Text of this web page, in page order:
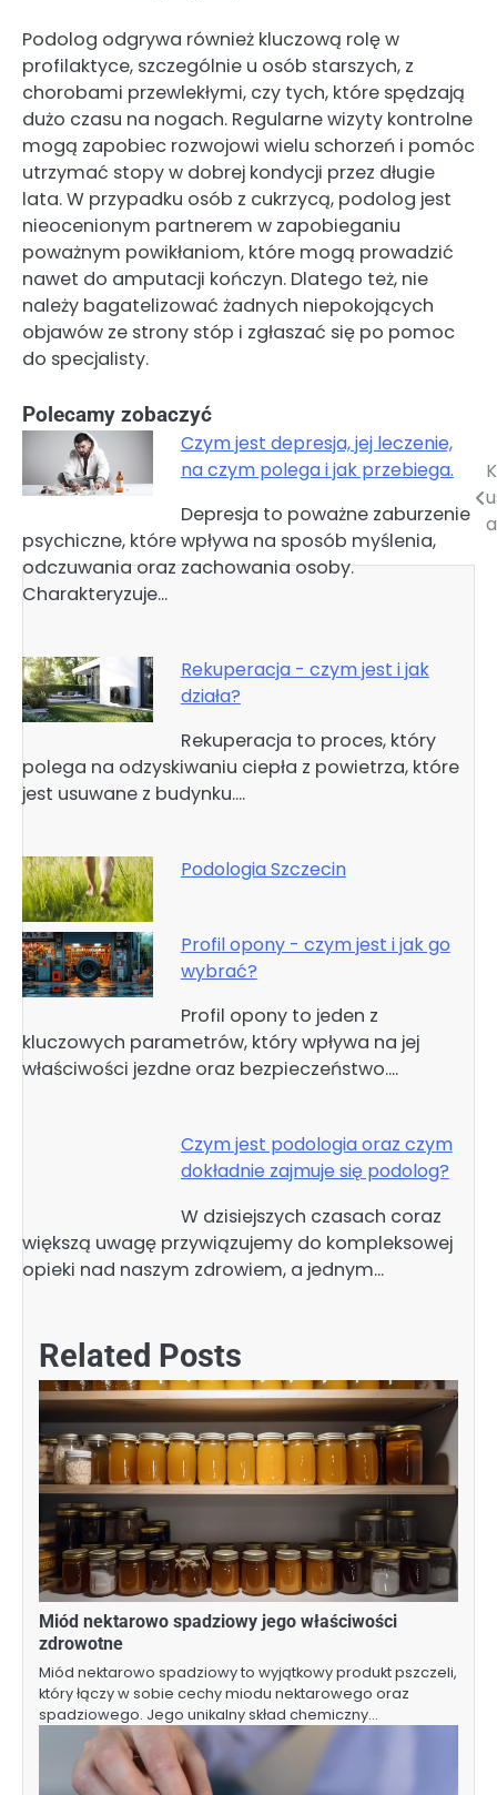
Podolog odgrywa również kluczową rolę w
profilaktyce, szczególnie u osób starszych, z
chorobami przewlekłymi, czy tych, które spędzają
dużo czasu na nogach. Regularne wizyty kontrolne
mogą zapobiec rozwojowi wielu schorzeń i pomóc
utrzymać stopy w dobrej kondycji przez długie
lata. W przypadku osób z cukrzycą, podolog jest
nieocenionym partnerem w zapobieganiu
poważnym powikłaniom, które mogą prowadzić
nawet do amputacji kończyn. Dlatego też, nie
należy bagatelizować żadnych niepokojących
objawów ze strony stóp i zgłaszać się po pomoc
do specjalisty.
Polecamy zobaczyć
Czym jest depresja, jej leczenie,
na czym polega i jak przebiega.
Depresja to poważne zaburzenie
psychiczne, które wpływa na sposób myślenia,
odczuwania oraz zachowania osoby.
Charakteryzuje…
Rekuperacja - czym jest i jak
działa?
Rekuperacja to proces, który
polega na odzyskiwaniu ciepła z powietrza, które
jest usuwane z budynku.…
Podologia Szczecin
Profil opony - czym jest i jak go
wybrać?
Profil opony to jeden z
kluczowych parametrów, który wpływa na jej
właściwości jezdne oraz bezpieczeństwo.…
Czym jest podologia oraz czym
dokładnie zajmuje się podolog?
W dzisiejszych czasach coraz
większą uwagę przywiązujemy do kompleksowej
opieki nad naszym zdrowiem, a jednym…
Nawigacja
Related Posts
Miód nektarowo spadziowy jego właściwości
zdrowotne
Miód nektarowo spadziowy to wyjątkowy produkt pszczeli,
który łączy w sobie cechy miodu nektarowego oraz
spadziowego. Jego unikalny skład chemiczny…